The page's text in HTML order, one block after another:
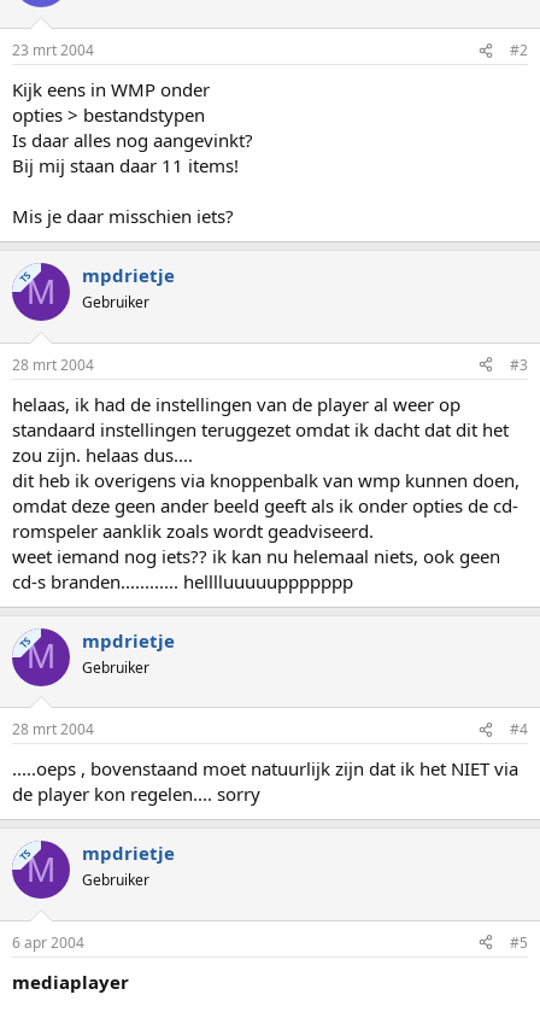
23 mrt 2004 #2
Kijk eens in WMP onder
opties > bestandstypen
Is daar alles nog aangevinkt?
Bij mij staan daar 11 items!
Mis je daar misschien iets?
TSM mpdrietje
Gebruiker
28 mrt 2004 #3
helaas, ik had de instellingen van de player al weer op
standaard instellingen teruggezet omdat ik dacht dat dit het
zou zijn. helaas dus....
dit heb ik overigens via knoppenbalk van wmp kunnen doen,
omdat deze geen ander beeld geeft als ik onder opties de cd-
romspeler aanklik zoals wordt geadviseerd.
weet iemand nog iets?? ik kan nu helemaal niets, ook geen
cd-s branden............ helllluuuuuppppppp
TSM mpdrietje
Gebruiker
28 mrt 2004 #4
.....oeps , bovenstaand moet natuurlijk zijn dat ik het NIET via
de player kon regelen.... sorry
TSM mpdrietje
Gebruiker
6 apr 2004 #5
mediaplayer